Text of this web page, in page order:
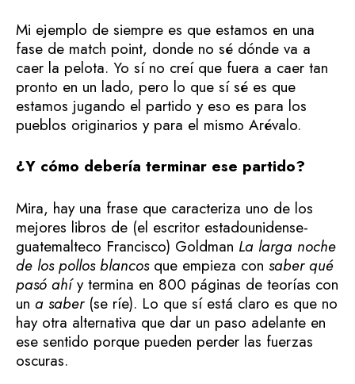
Mi ejemplo de siempre es que estamos en una
fase de match point, donde no sé dónde va a
caer la pelota. Yo sí no creí que fuera a caer tan
pronto en un lado, pero lo que sí sé es que
estamos jugando el partido y eso es para los
pueblos originarios y para el mismo Arévalo.
¿Y cómo debería terminar ese partido?
Mira, hay una frase que caracteriza uno de los
mejores libros de (el escritor estadounidense-
guatemalteco Francisco) Goldman La larga noche
de los pollos blancosque empieza con saber qué
pasó ahíy termina en 800 páginas de teorías con
un a saber(se ríe). Lo que sí está claro es que no
hay otra alternativa que dar un paso adelante en
ese sentido porque pueden perder las fuerzas
oscuras.